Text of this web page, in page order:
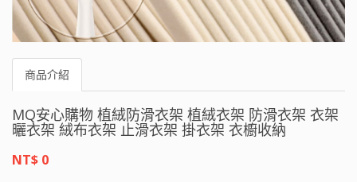
商品介紹
MQ安心購物 植絨防滑衣架 植絨衣架 防滑衣架 衣架
曬衣架 絨布衣架 止滑衣架 掛衣架 衣櫥收納
NT$ 0